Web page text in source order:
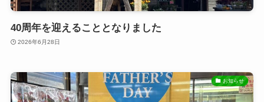
40周年を迎えることとなりました
2026年6月28日
お知らせ